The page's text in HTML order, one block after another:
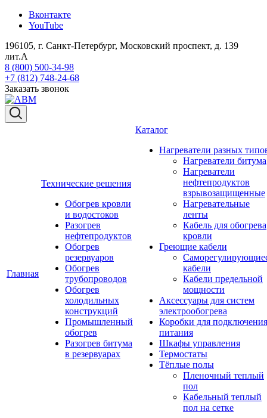
Вконтакте
YouTube
196105, г. Санкт-Петербург, Московский проспект, д. 139
лит.А
8 (800) 500-34-98
+7 (812) 748-24-68
Заказать звонок
Главная
Технические решения
Обогрев кровли
и водостоков
Разогрев
нефтепродуктов
Обогрев
резервуаров
Обогрев
трубопроводов
Обогрев
холодильных
конструкций
Промышленный
обогрев
Разогрев битума
в резервуарах
Каталог
Нагреватели разных
Нагреватели битума
Нагреватели
нефтепродуктов
взрывозащищенные
Нагревательные
ленты
Кабель для обогрева
кровли
Греющие кабели
кабели
Кабели предельной
мощности
Аксессуары для систем
электрообогрева
Коробки для подключения
питания
Шкафы управления
Термостаты
Тёплые полы
Пленочный теплый
пол
Кабельный теплый
пол на сетке